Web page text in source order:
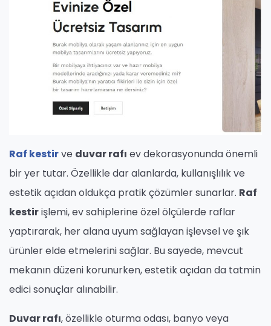
Raf kestirve duvar rafı ev dekorasyonunda önemli
bir yer tutar. Özellikle dar alanlarda, kullanışlılık ve
estetik açıdan oldukça pratik çözümler sunarlar. Raf
kestirişlemi, ev sahiplerine özel ölçülerde raflar
yaptırarak, her alana uyum sağlayan işlevsel ve şık
ürünler elde etmelerini sağlar. Bu sayede, mevcut
mekanın düzeni korunurken, estetik açıdan da tatmin
edici sonuçlar alınabilir.
Duvar rafı, özellikle oturma odası, banyo veya